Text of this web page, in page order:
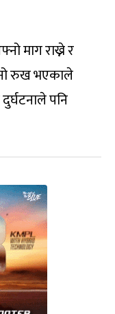
माग राख्ने र
रुख भएकाले
पनि